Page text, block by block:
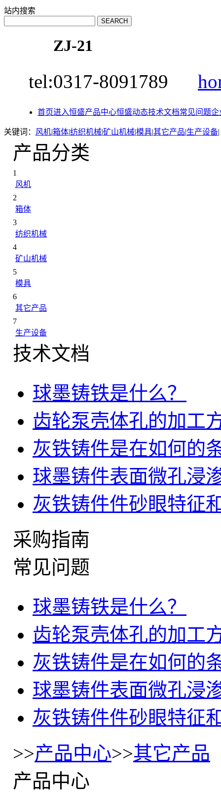
站内搜索
ZJ-21
tel:0317-8091789
首页进入恒盛产品中心恒盛动态技术文档常见问题企
关键词： 风机|箱体|纺织机械|矿山机械|模具|其它产品|生产设备|
产品分类
1
风机
2
箱体
3
纺织机械
4
矿山机械
5
模具
6
其它产品
7
生产设备
技术文档
球墨铸铁是什么？
齿轮泵壳体孔的加工
灰铁铸件是在如何的
球墨铸件表面微孔浸
灰铁铸件件砂眼特征
采购指南
常见问题
球墨铸铁是什么？
齿轮泵壳体孔的加工
灰铁铸件是在如何的
球墨铸件表面微孔浸
灰铁铸件件砂眼特征
>>产品中心>>其它产品
产品中心